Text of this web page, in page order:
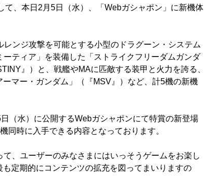
、本日2月5日（水）、「Webガシャポン」に新機体
ンジ攻撃を可能とする小型のドラグーン・システム
ティア」を装備した「ストライクフリーダムガンダ
』）と、戦艦やMAに匹敵する装甲と火力を誇る、
マー・ガンダム」（『MSV』）など、計5機の新機
（水）に公開するWebガシャポンにて特賞の新登場
同時に入手できる内容となっております。
、ユーザーのみなさまにはいっそうゲームをお楽し
定期的にコンテンツの拡充を図ってまいりますの